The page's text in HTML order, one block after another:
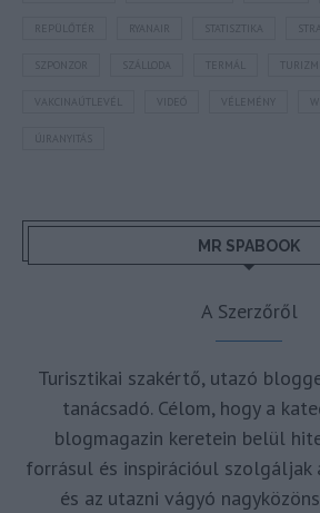
REPÜLŐTÉR STATISZTIKA
TERMÁL
VAKCINAÚTLEVÉL
ÚJRANYITÁS
MR SPABOOK
A Szerzőről
Turisztikai szakértő, utazó
tanácsadó. Célom, hogy a
blogmagazin keretein belül
forrásul és inspirációul szolgáljak
és az utazni vágyó